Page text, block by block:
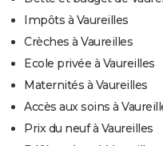
Impôts à Vaureilles
Crèches à Vaureilles
Ecole privée à Vaureilles
Maternités à Vaureilles
Accès aux soins à
Prix du neuf à Vaureilles